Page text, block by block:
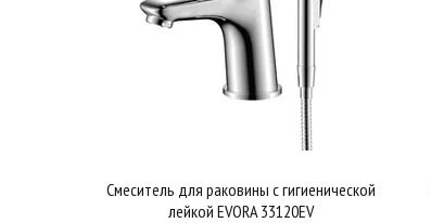
В корзину
Купить в один клик
Смеситель для раковины с гигиенической
лейкой EVORA 33120EV